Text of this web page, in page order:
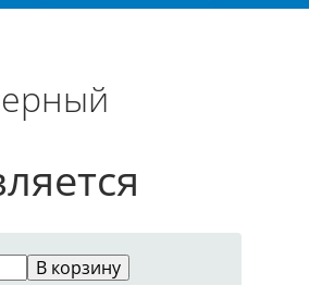
В корзину